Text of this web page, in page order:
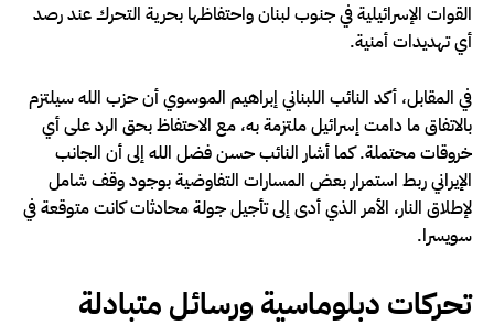
القوات الإسرائيلية في جنوب لبنان واحتفاظها بحرية التحرك عند رصد
أي تهديدات أمنية.
في المقابل، أكد النائب اللبناني إبراهيم الموسوي أن حزب الله سيلتزم
بالاتفاق ما دامت إسرائيل ملتزمة به، مع الاحتفاظ بحق الرد على أي
خروقات محتملة. كما أشار النائب حسن فضل الله إلى أن الجانب
الإيراني ربط استمرار بعض المسارات التفاوضية بوجود وقف شامل
لإطلاق النار، الأمر الذي أدى إلى تأجيل جولة محادثات كانت متوقعة في
سويسرا.
تحركات دبلوماسية ورسائل متبادلة